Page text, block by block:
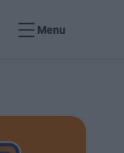
Menu